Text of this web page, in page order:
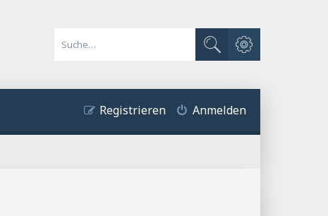
Suche
Erweiterte Suche
Anmelden
Registrieren